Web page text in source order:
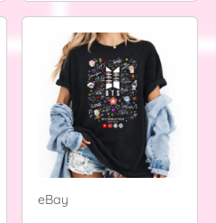
eBay